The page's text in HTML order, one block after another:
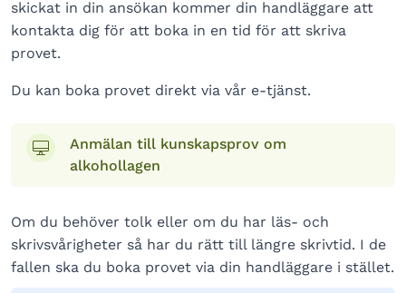
skickat in din ansökan kommer din handläggare att
kontakta dig för att boka in en tid för att skriva
provet.
Du kan boka provet direkt via vår e-tjänst.
Anmälan till kunskapsprov om
alkohollagen
Om du behöver tolk eller om du har läs- och
skrivsvårigheter så har du rätt till längre skrivtid. I de
fallen ska du boka provet via din handläggare i stället.